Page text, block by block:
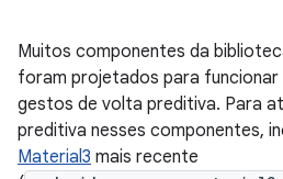
Muitos componentes da
foram projetados para
gestos de volta preditiva. Para
preditiva nesses componentes,
Material3 mais recente